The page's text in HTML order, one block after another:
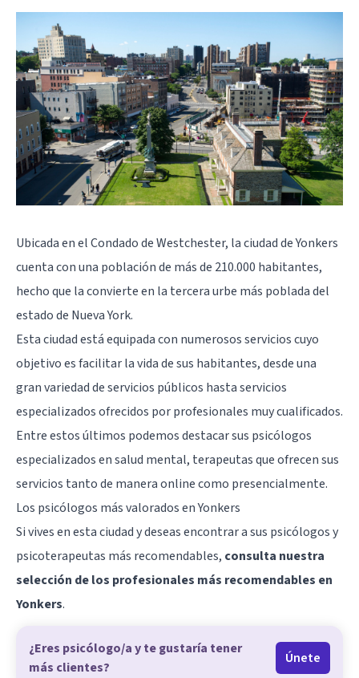
Ubicada en el Condado de Westchester, la ciudad de Yonkers
cuenta con una población de más de 210.000 habitantes,
hecho que la convierte en la tercera urbe más poblada del
estado de Nueva York.
Esta ciudad está equipada con numerosos servicios cuyo
objetivo es facilitar la vida de sus habitantes, desde una
gran variedad de servicios públicos hasta servicios
especializados ofrecidos por profesionales muy cualificados.
Entre estos últimos podemos destacar sus psicólogos
especializados en salud mental, terapeutas que ofrecen sus
servicios tanto de manera online como presencialmente.
Los psicólogos más valorados en Yonkers
Si vives en esta ciudad y deseas encontrar a sus psicólogos y
psicoterapeutas más recomendables, consulta nuestra
selección de los profesionales más recomendables en
Yonkers.
¿Eres psicólogo/a y te gustaría tener
más clientes?
Únete